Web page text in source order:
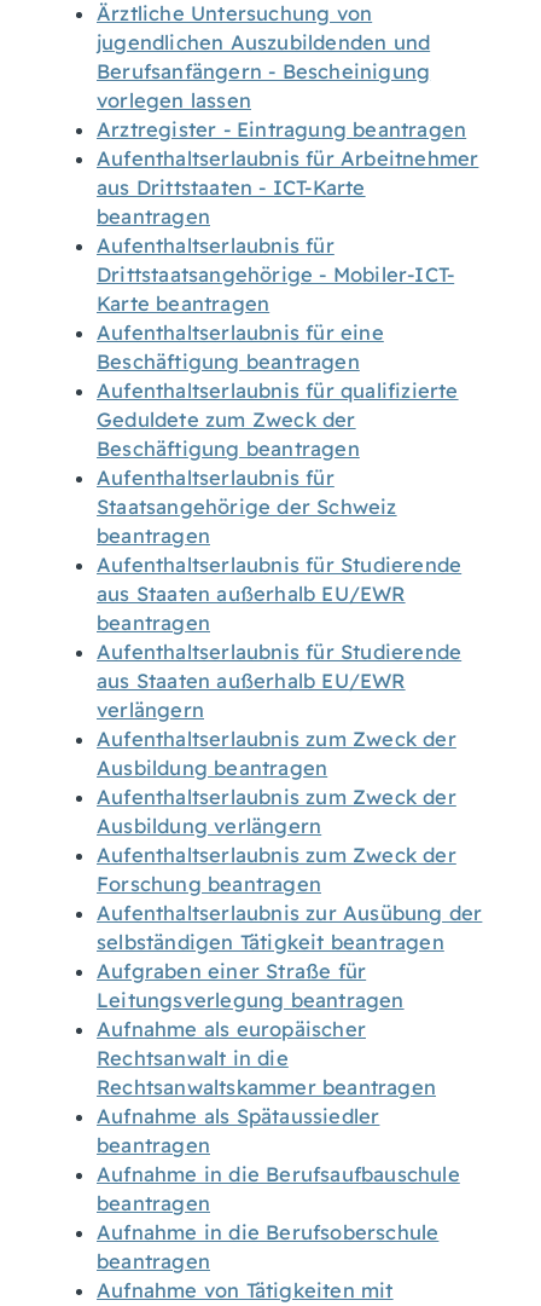
Ärztliche Untersuchung von
jugendlichen Auszubildenden und
Berufsanfängern - Bescheinigung
vorlegen lassen
Arztregister - Eintragung beantragen
Aufenthaltserlaubnis für Arbeitnehmer
aus Drittstaaten - ICT-Karte
beantragen
Aufenthaltserlaubnis für
Drittstaatsangehörige - Mobiler-ICT-
Karte beantragen
Aufenthaltserlaubnis für eine
Beschäftigung beantragen
Aufenthaltserlaubnis für qualifizierte
Geduldete zum Zweck der
Beschäftigung beantragen
Aufenthaltserlaubnis für
Staatsangehörige der Schweiz
beantragen
Aufenthaltserlaubnis für Studierende
aus Staaten außerhalb EU/EWR
beantragen
Aufenthaltserlaubnis für Studierende
aus Staaten außerhalb EU/EWR
verlängern
Aufenthaltserlaubnis zum Zweck der
Ausbildung beantragen
Aufenthaltserlaubnis zum Zweck der
Ausbildung verlängern
Aufenthaltserlaubnis zum Zweck der
Forschung beantragen
Aufenthaltserlaubnis zur Ausübung der
selbständigen Tätigkeit beantragen
Aufgraben einer Straße für
Leitungsverlegung beantragen
Aufnahme als europäischer
Rechtsanwalt in die
Rechtsanwaltskammer beantragen
Aufnahme als Spätaussiedler
beantragen
Aufnahme in die Berufsaufbauschule
beantragen
Aufnahme in die Berufsoberschule
beantragen
Aufnahme von Tätigkeiten mit